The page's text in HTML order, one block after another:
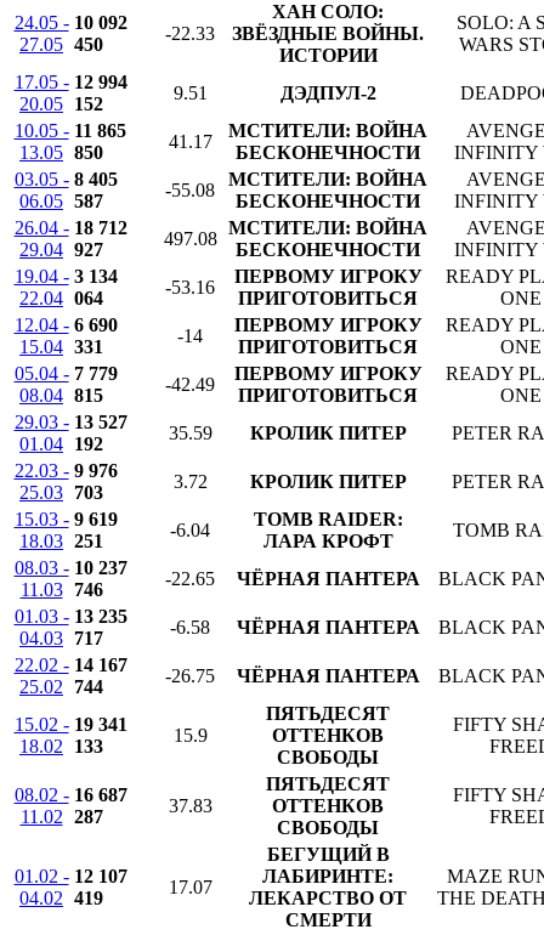
24.05 -
27.05
10 092
450
-22.33
ХАН СОЛО:
ЗВЁЗДНЫЕ ВОЙНЫ.
ИСТОРИИ
SOLO: A
WARS
17.05 -
20.05
12 994
152
9.51 ДЭДПУЛ-2
10.05 -
13.05
11 865
850
41.17
МСТИТЕЛИ: ВОЙНА
БЕСКОНЕЧНОСТИ
INFINITY
03.05 -
06.05
8 405
587
-55.08
МСТИТЕЛИ: ВОЙНА
БЕСКОНЕЧНОСТИ
INFINITY
26.04 -
29.04
18 712
927
497.08
МСТИТЕЛИ: ВОЙНА
БЕСКОНЕЧНОСТИ
INFINITY
19.04 -
22.04
3 134
064
-53.16
ПЕРВОМУ ИГРОКУ
ПРИГОТОВИТЬСЯ
READY
ONE
12.04 -
15.04
6 690
331
-14
ПЕРВОМУ ИГРОКУ
ПРИГОТОВИТЬСЯ
READY
ONE
05.04 -
08.04
7 779
815
-42.49
ПЕРВОМУ ИГРОКУ
ПРИГОТОВИТЬСЯ
READY
ONE
29.03 -
01.04
13 527
192
35.59 КРОЛИК ПИТЕР
PETER
22.03 -
25.03
9 976
703
3.72 КРОЛИК ПИТЕР
PETER
15.03 -
18.03
9 619
251
-6.04
TOMB RAIDER:
ЛАРА КРОФТ
TOMB
08.03 -
11.03
10 237
746
-22.65 ЧЁРНАЯ ПАНТЕРА
BLACK
01.03 -
04.03
13 235
717
-6.58 ЧЁРНАЯ ПАНТЕРА
BLACK
22.02 -
25.02
14 167
744
-26.75 ЧЁРНАЯ ПАНТЕРА BLACK
15.02 -
18.02
19 341
133
15.9
ПЯТЬДЕСЯТ
ОТТЕНКОВ
СВОБОДЫ
FIFTY
08.02 -
11.02
16 687
287
37.83
ПЯТЬДЕСЯТ
ОТТЕНКОВ
СВОБОДЫ
FIFTY
01.02 -
04.02
12 107
419
17.07
БЕГУЩИЙ В
ЛАБИРИНТЕ:
ЛЕКАРСТВО ОТ
СМЕРТИ
MAZE
THE